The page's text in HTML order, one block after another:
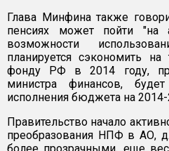
Глава Минфина также
пенсиях может пойти "на
возможности
планируется сэкономить
фонду РФ в 2014 году,
министра финансов,
исполнения бюджета на
Правительство начало
преобразования НПФ в АО,
более прозрачными, еще